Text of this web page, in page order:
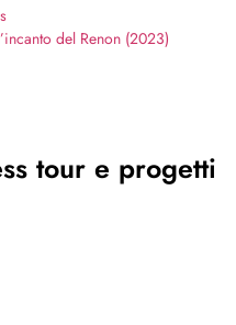
del Renon (2023)
tour e progetti